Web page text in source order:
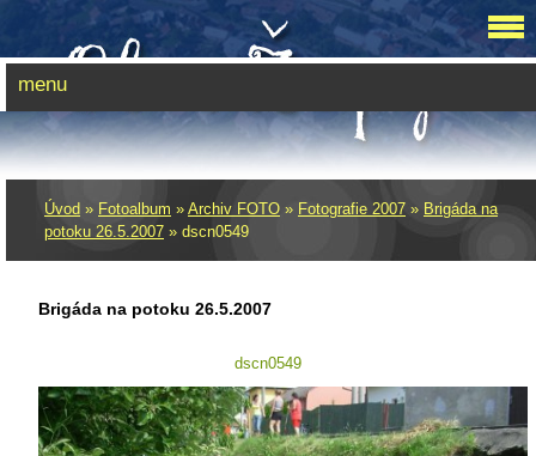
Úvod » Fotoalbum » Archiv FOTO » Fotografie 2007 » Brigáda na
potoku 26.5.2007 » dscn0549
Brigáda na potoku 26.5.2007
dscn0549
menu